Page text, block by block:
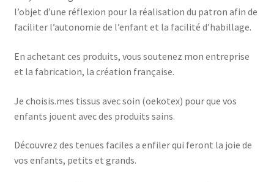
l’objet d’une réflexion pour la réalisation du patron afin de
faciliter l’autonomie de l’enfant et la facilité d’habillage.
En achetant ces produits, vous soutenez mon entreprise
et la fabrication, la création française.
Je choisis.mes tissus avec soin (oekotex) pour que vos
enfants jouent avec des produits sains.
Découvrez des tenues faciles a enfiler qui feront la joie de
vos enfants, petits et grands.